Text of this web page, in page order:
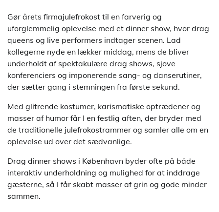
Gør årets firmajulefrokost til en farverig og
uforglemmelig oplevelse med et dinner show, hvor drag
queens og live performers indtager scenen. Lad
kollegerne nyde en lækker middag, mens de bliver
underholdt af spektakulære drag shows, sjove
konferenciers og imponerende sang- og danserutiner,
der sætter gang i stemningen fra første sekund.
Med glitrende kostumer, karismatiske optrædener og
masser af humor får I en festlig aften, der bryder med
de traditionelle julefrokostrammer og samler alle om en
oplevelse ud over det sædvanlige.
Drag dinner shows i København byder ofte på både
interaktiv underholdning og mulighed for at inddrage
gæsterne, så I får skabt masser af grin og gode minder
sammen.